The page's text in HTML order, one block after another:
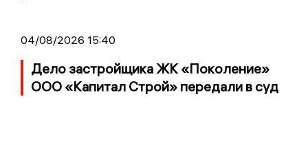
04/08/2026 15:40
Дело застройщика ЖК «Поколение»
ООО «Капитал Строй» передали в суд